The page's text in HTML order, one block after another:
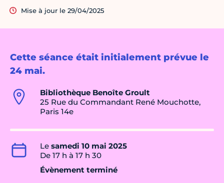
Cette séance était initialement prévue le
24 mai.
Bibliothèque Benoîte Groult
25 Rue du Commandant René Mouchotte,
Paris 14e
Le samedi 10 mai 2025
De 17 h à 17 h 30
Évènement terminé
Mise à jour le 29/04/2025